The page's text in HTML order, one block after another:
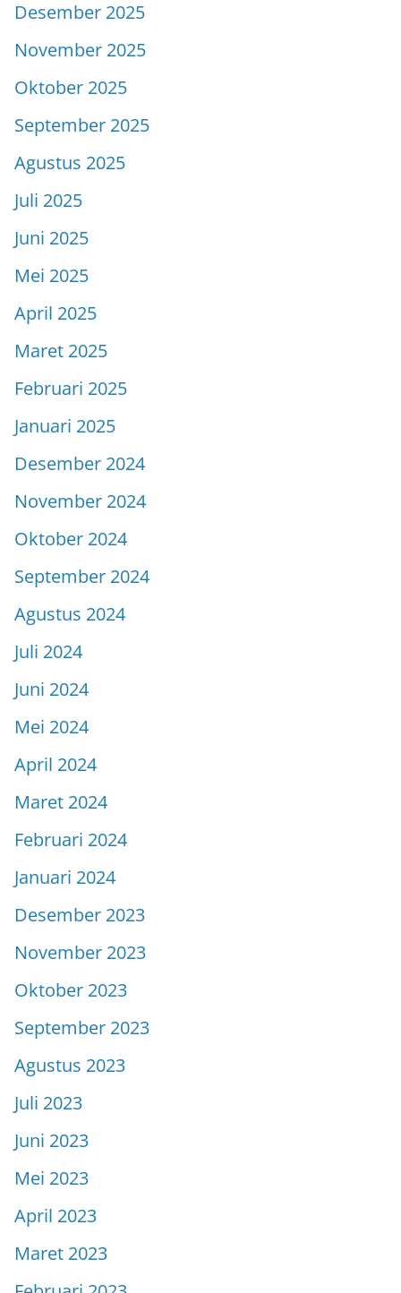
Desember 2025
November 2025
Oktober 2025
September 2025
Agustus 2025
Juli 2025
Juni 2025
Mei 2025
April 2025
Maret 2025
Februari 2025
Januari 2025
Desember 2024
November 2024
Oktober 2024
September 2024
Agustus 2024
Juli 2024
Juni 2024
Mei 2024
April 2024
Maret 2024
Februari 2024
Januari 2024
Desember 2023
November 2023
Oktober 2023
September 2023
Agustus 2023
Juli 2023
Juni 2023
Mei 2023
April 2023
Maret 2023